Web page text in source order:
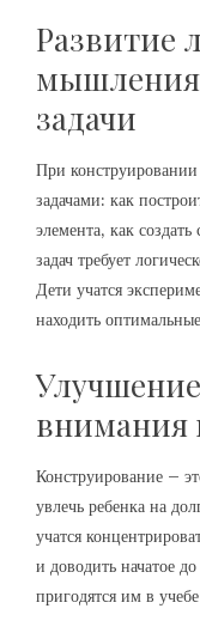
Развитие
мышления
задачи
При
задачами: как
элемента‚ как
задач требует
Дети учатся
находить
внимания
Конструирование –
увлечь ребенка на
учатся
и доводить начатое
пригодятся им в